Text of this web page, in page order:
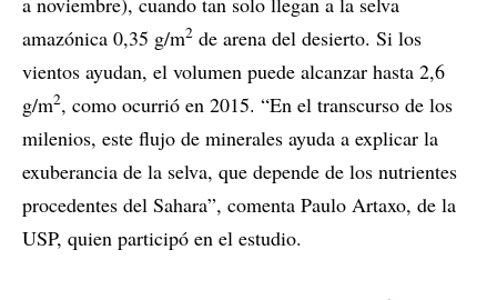
amazónica 0,35 g/m2 de arena del desierto. Si los
vientos ayudan, el volumen puede alcanzar hasta 2,6
g/m2, como ocurrió en 2015. “En el transcurso de los
milenios, este flujo de minerales ayuda a explicar la
exuberancia de la selva, que depende de los nutrientes
procedentes del Sahara”, comenta Paulo Artaxo, de la
USP, quien participó en el estudio.